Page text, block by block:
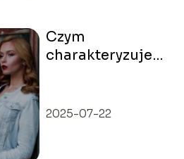
Czym
charakteryzuje
2025-07-22